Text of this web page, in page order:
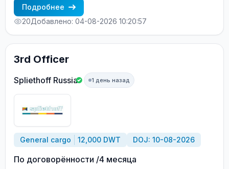
Характеристики судна: Год постройки: 2012 DWT: 81598
т Главный двигатель: MAN B&W Построено: Южная
Корея Судовладелец: Греция Условия контракта:
Контракт: 4+2 месяца Посадка: Август Экипаж:
смешанный (европейцы + филиппинцы) Интернет на
борту: 2 ГБ в месяц бесплатно Бесплатное
опыта в должности КАПИТАНА (Master) Хороший
английский язык Опыт работы именно на Panamax (bulk
carrier) — обязательно Процесс трудоустройства: CES
Test + интервью с суперинтендантом Морское
агентство «SeadimA» +7(985)022-57-77 +7(985)230-57-
77 cv_crew@seadima.ru
Подробнее
20Добавлено: 04-08-2026 10:20:57
3rd Officer
Spliethoff Russia 1 день назад
General cargo 12,000 DWT DOJ: 10-08-2026
По договорённости /4 месяца